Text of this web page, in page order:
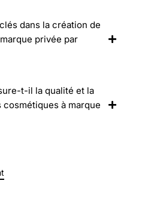
dans la création de
privée par
t-il la qualité et la
à marque